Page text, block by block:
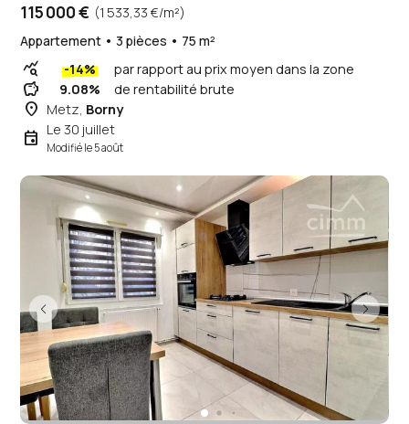
115 000 € (1 533,33 €/m²)
Appartement • 3 pièces • 75 m²
query_stats -14% par rapport au prix moyen dans la zone
savings 9.08% de rentabilité brute
place Metz, Borny
event Le 30 juillet
Modifié le 5 août